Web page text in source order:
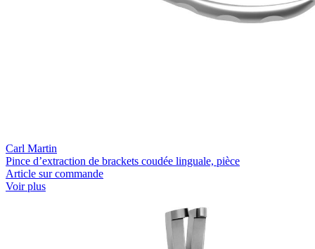
Carl Martin
Pince d’extraction de brackets coudée linguale, pièce
Article sur commande
Voir plus